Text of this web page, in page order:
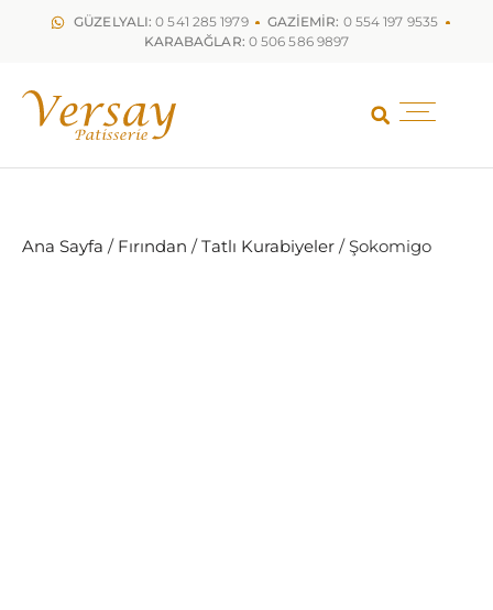
GÜZELYALI: 0 541 285 1979 GAZİEMİR: 0 554 197 9535
KARABAĞLAR: 0 506 586 9897
Ana Sayfa / Fırından /Tatlı Kurabiyeler / Şokomigo